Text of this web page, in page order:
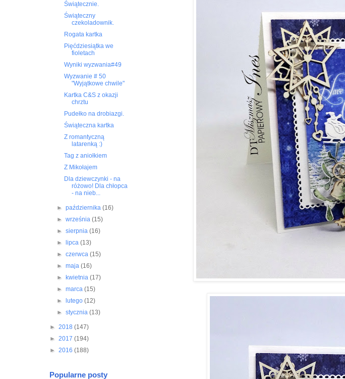
Świątecznie.
Świąteczny
czekoladownik.
Rogata kartka
Pięćdziesiątka we
fioletach
Wyniki wyzwania#49
Wyzwanie # 50
"Wyjątkowe chwile"
Kartka C&S z okazji
chrztu
Pudełko na drobiazgi.
Świąteczna kartka
Z romantyczną
latarenką :)
Tag z aniołkiem
Z Mikołajem
Dla dziewczynki - na
różowo! Dla chłopca
- na nieb...
► października (16)
► września (15)
► sierpnia (16)
►
lipca (13)
► czerwca (15)
► maja (16)
►
kwietnia (17)
► marca (15)
►
lutego (12)
► stycznia (13)
► 2018 (147)
► 2017 (194)
► 2016 (188)
Popularne posty